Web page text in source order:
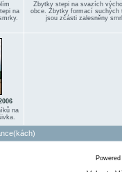
na
Zbytky stepi na svazích
obce. Zbytky formací suchých
jsou zčásti zalesněny
na